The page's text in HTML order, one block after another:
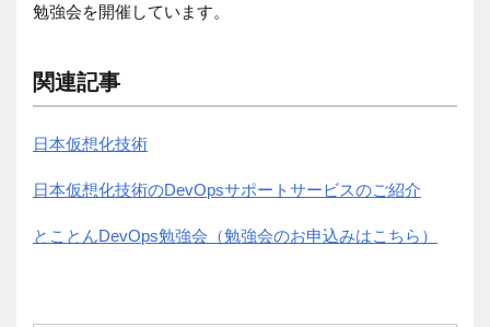
勉強会を開催しています。
関連記事
日本仮想化技術
日本仮想化技術のDevOpsサポートサービスのご紹介
とことんDevOps勉強会（勉強会のお申込みはこちら）